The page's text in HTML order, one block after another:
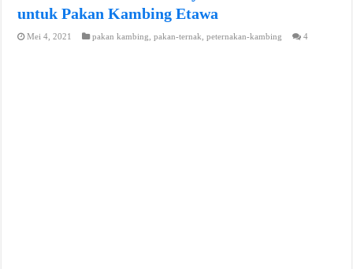
untuk Pakan Kambing Etawa
Mei 4, 2021 pakan kambing ,pakan-ternak ,peternakan-kambing 4